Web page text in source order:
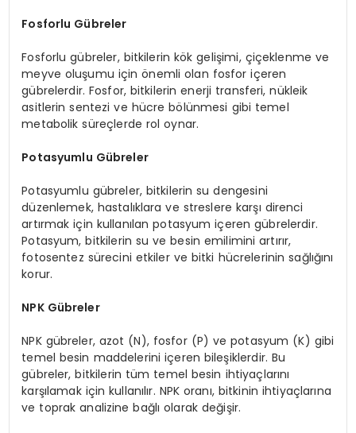
Fosforlu Gübreler
Fosforlu gübreler, bitkilerin kök gelişimi, çiçeklenme ve
meyve oluşumu için önemli olan fosfor içeren
gübrelerdir. Fosfor, bitkilerin enerji transferi, nükleik
asitlerin sentezi ve hücre bölünmesi gibi temel
metabolik süreçlerde rol oynar.
Potasyumlu Gübreler
Potasyumlu gübreler, bitkilerin su dengesini
düzenlemek, hastalıklara ve streslere karşı direnci
artırmak için kullanılan potasyum içeren gübrelerdir.
Potasyum, bitkilerin su ve besin emilimini artırır,
fotosentez sürecini etkiler ve bitki hücrelerinin sağlığını
korur.
NPK Gübreler
NPK gübreler, azot (N), fosfor (P) ve potasyum (K) gibi
temel besin maddelerini içeren bileşiklerdir. Bu
gübreler, bitkilerin tüm temel besin ihtiyaçlarını
karşılamak için kullanılır. NPK oranı, bitkinin ihtiyaçlarına
ve toprak analizine bağlı olarak değişir.